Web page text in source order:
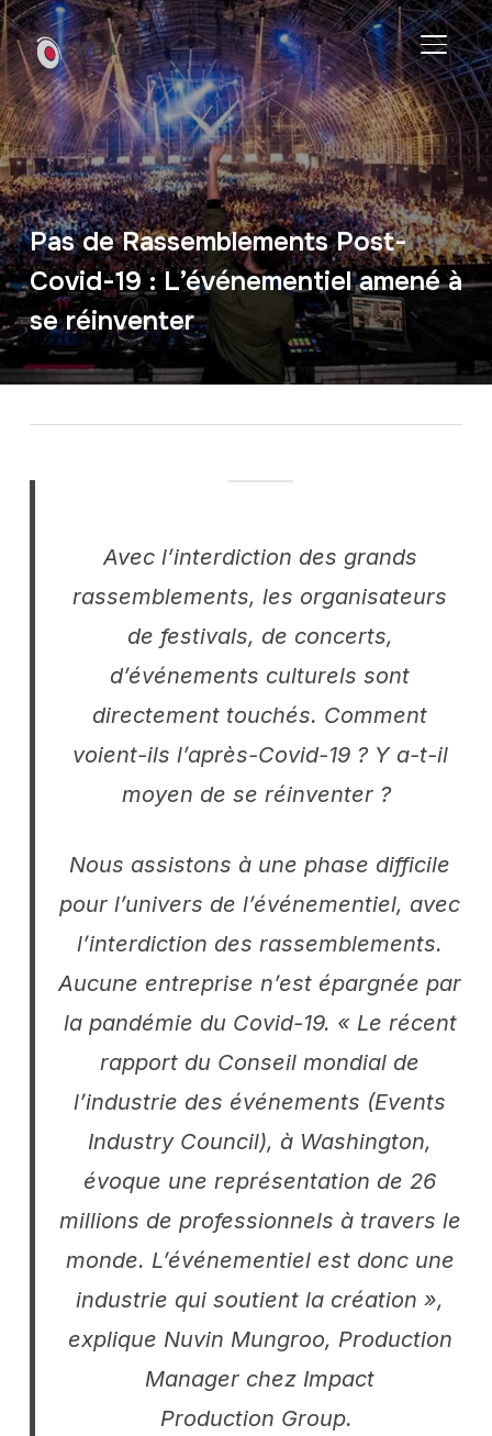
Pas de Rassemblements Post-
Covid-19 : L’événementiel amené à
se réinventer
Avec l’interdiction des grands
rassemblements, les organisateurs
de festivals, de concerts,
d’événements culturels sont
directement touchés. Comment
voient-ils l’après-Covid-19 ? Y a-t-il
moyen de se réinventer ?
Nous assistons à une phase difficile
pour l’univers de l’événementiel, avec
l’interdiction des rassemblements.
Aucune entreprise n’est épargnée par
la pandémie du Covid-19. « Le récent
rapport du Conseil mondial de
l’industrie des événements (Events
Industry Council), à Washington,
évoque une représentation de 26
millions de professionnels à travers le
monde. L’événementiel est donc une
industrie qui soutient la création »,
explique Nuvin Mungroo, Production
Manager chez Impact
Production Group.